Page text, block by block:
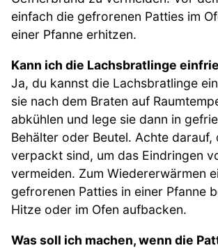
einfach die gefrorenen Patties im
einer Pfanne erhitzen.
Kann ich die Lachsbratlinge
Ja, du kannst die Lachsbratlinge
sie nach dem Braten auf
abkühlen und lege sie dann in
Behälter oder Beutel. Achte darauf,
verpackt sind, um das Eindringen
vermeiden. Zum Wiedererwärmen
gefrorenen Patties in einer Pfanne
Hitze oder im Ofen aufbacken.
Was soll ich machen, wenn die